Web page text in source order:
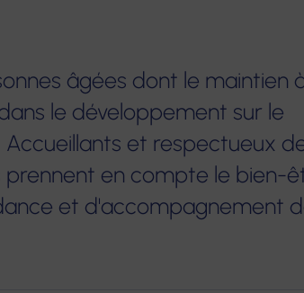
domicile
Services à domicile éop la
Crèche
Service Mandataire Judiciaire
à la Protection des Majeurs
Plateforme
âgées
Habitats
Accueil
âgées dont le maintien
le développement sur le
et respectueux
en compte le bien-
et d'accompagnement